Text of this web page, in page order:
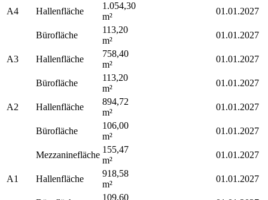
A4 Hallenfläche
1.054,30
m²
01.01.2027
Bürofläche
113,20
m²
01.01.2027
A3 Hallenfläche
758,40
m²
01.01.2027
Bürofläche
113,20
m²
01.01.2027
A2 Hallenfläche
894,72
m²
01.01.2027
Bürofläche
106,00
m²
01.01.2027
Mezzaninefläche
155,47
m²
01.01.2027
A1 Hallenfläche
918,58
m²
01.01.2027
109,60